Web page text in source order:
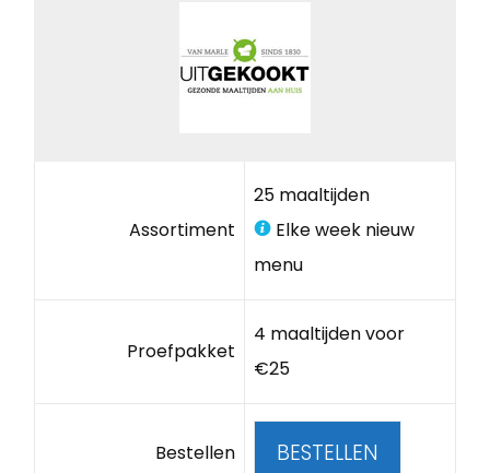
Assortiment
25 maaltijden
Elke week nieuw
menu
Proefpakket
4 maaltijden voor
€25
Bestellen BESTELLEN